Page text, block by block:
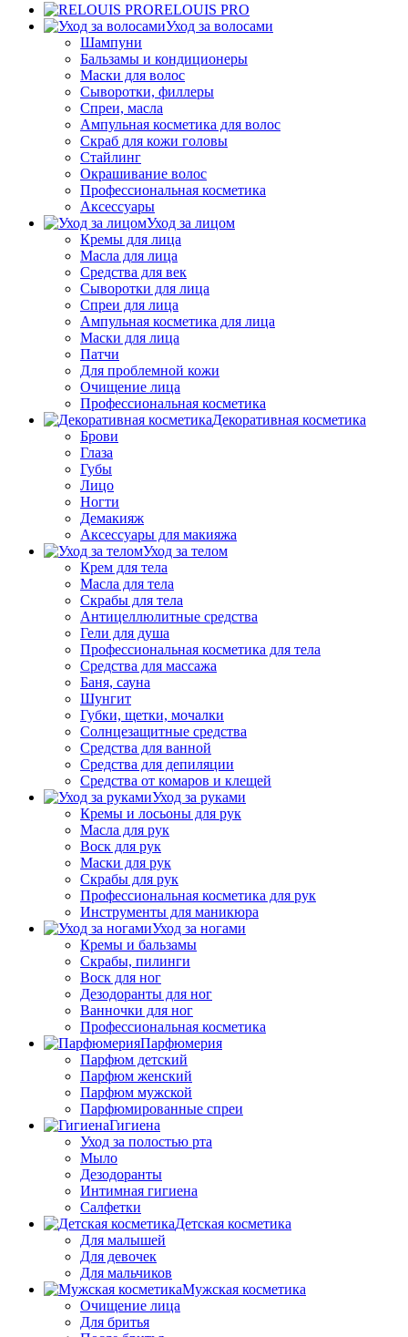
RELOUIS PRO
Уход за волосами
Шампуни
Бальзамы и кондиционеры
Маски для волос
Сыворотки, филлеры
Спреи, масла
Ампульная косметика для волос
Скраб для кожи головы
Стайлинг
Окрашивание волос
Профессиональная косметика
Аксессуары
Уход за лицом
Кремы для лица
Масла для лица
Средства для век
Сыворотки для лица
Спреи для лица
Ампульная косметика для лица
Маски для лица
Патчи
Для проблемной кожи
Очищение лица
Профессиональная косметика
Декоративная косметика
Брови
Глаза
Губы
Лицо
Ногти
Демакияж
Аксессуары для макияжа
Уход за телом
Крем для тела
Масла для тела
Скрабы для тела
Антицеллюлитные средства
Гели для душа
Профессиональная косметика для тела
Средства для массажа
Баня, сауна
Шунгит
Губки, щетки, мочалки
Солнцезащитные средства
Средства для ванной
Средства для депиляции
Средства от комаров и клещей
Уход за руками
Кремы и лосьоны для рук
Масла для рук
Воск для рук
Маски для рук
Скрабы для рук
Профессиональная косметика для рук
Инструменты для маникюра
Уход за ногами
Кремы и бальзамы
Скрабы, пилинги
Воск для ног
Дезодоранты для ног
Ванночки для ног
Профессиональная косметика
Парфюмерия
Парфюм детский
Парфюм женский
Парфюм мужской
Парфюмированные спреи
Гигиена
Уход за полостью рта
Мыло
Дезодоранты
Интимная гигиена
Салфетки
Детская косметика
Для малышей
Для девочек
Для мальчиков
Мужская косметика
Очищение лица
Для бритья